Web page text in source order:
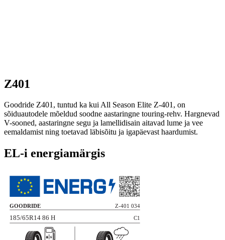
Z401
Goodride Z401, tuntud ka kui All Season Elite Z-401, on
sõiduautodele mõeldud soodne aastaringne touring-rehv. Hargnevad
V-sooned, aastaringne segu ja lamellidisain aitavad lume ja vee
eemaldamist ning toetavad läbisõitu ja igapäevast haardumist.
EL-i energiamärgis